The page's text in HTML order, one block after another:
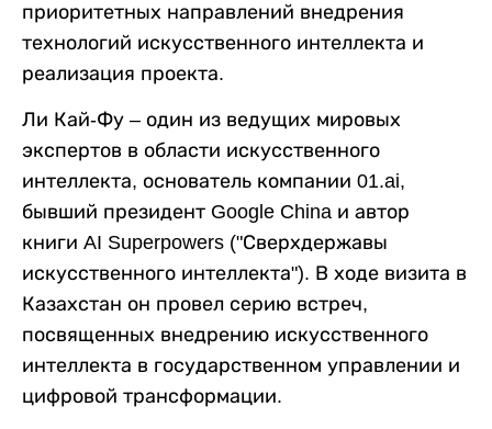
приоритетных направлений внедрения
технологий искусственного интеллекта и
реализация проекта.
Ли Кай-Фу – один из ведущих мировых
экспертов в области искусственного
интеллекта, основатель компании 01.ai,
бывший президент Google China и автор
книги AI Superpowers ("Сверхдержавы
искусственного интеллекта"). В ходе визита в
Казахстан он провел серию встреч,
посвященных внедрению искусственного
интеллекта в государственном управлении и
цифровой трансформации.